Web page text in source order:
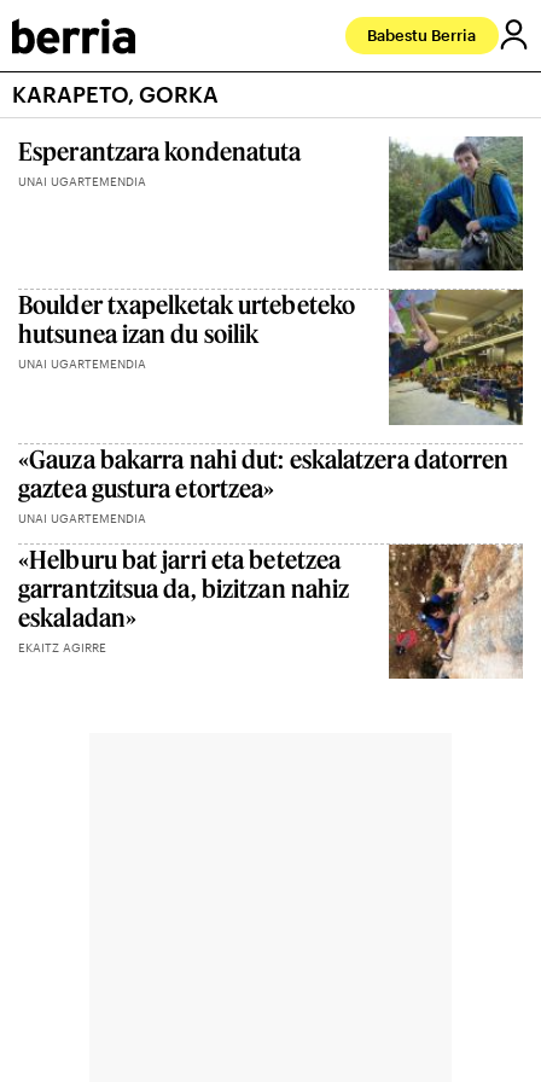
Babestu Berria
KARAPETO, GORKA
Esperantzara kondenatuta
UNAI UGARTEMENDIA
Boulder txapelketak urtebeteko
hutsunea izan du soilik
UNAI UGARTEMENDIA
«Gauza bakarra nahi dut: eskalatzera datorren
gaztea gustura etortzea»
UNAI UGARTEMENDIA
«Helburu bat jarri eta betetzea
garrantzitsua da, bizitzan nahiz
eskaladan»
EKAITZ AGIRRE